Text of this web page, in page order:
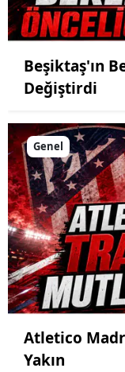
Beşiktaş'ın
Değiştirdi
Genel
Atletico
Yakın